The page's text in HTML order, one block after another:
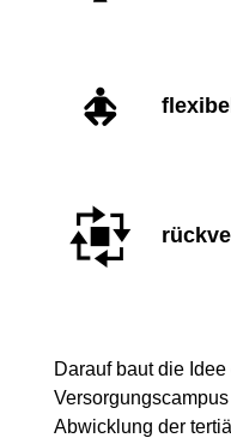
flexibel
Darauf baut die
Abwicklung der